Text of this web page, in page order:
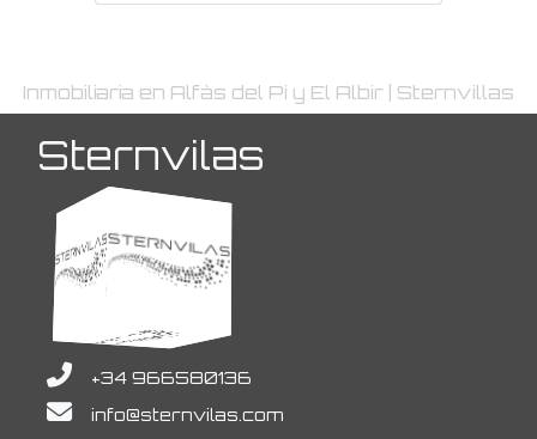
Inmobiliaria en Alfàs del Pi y El Albir | Sternvillas
Sternvilas
+34 966580136
info@sternvilas.com